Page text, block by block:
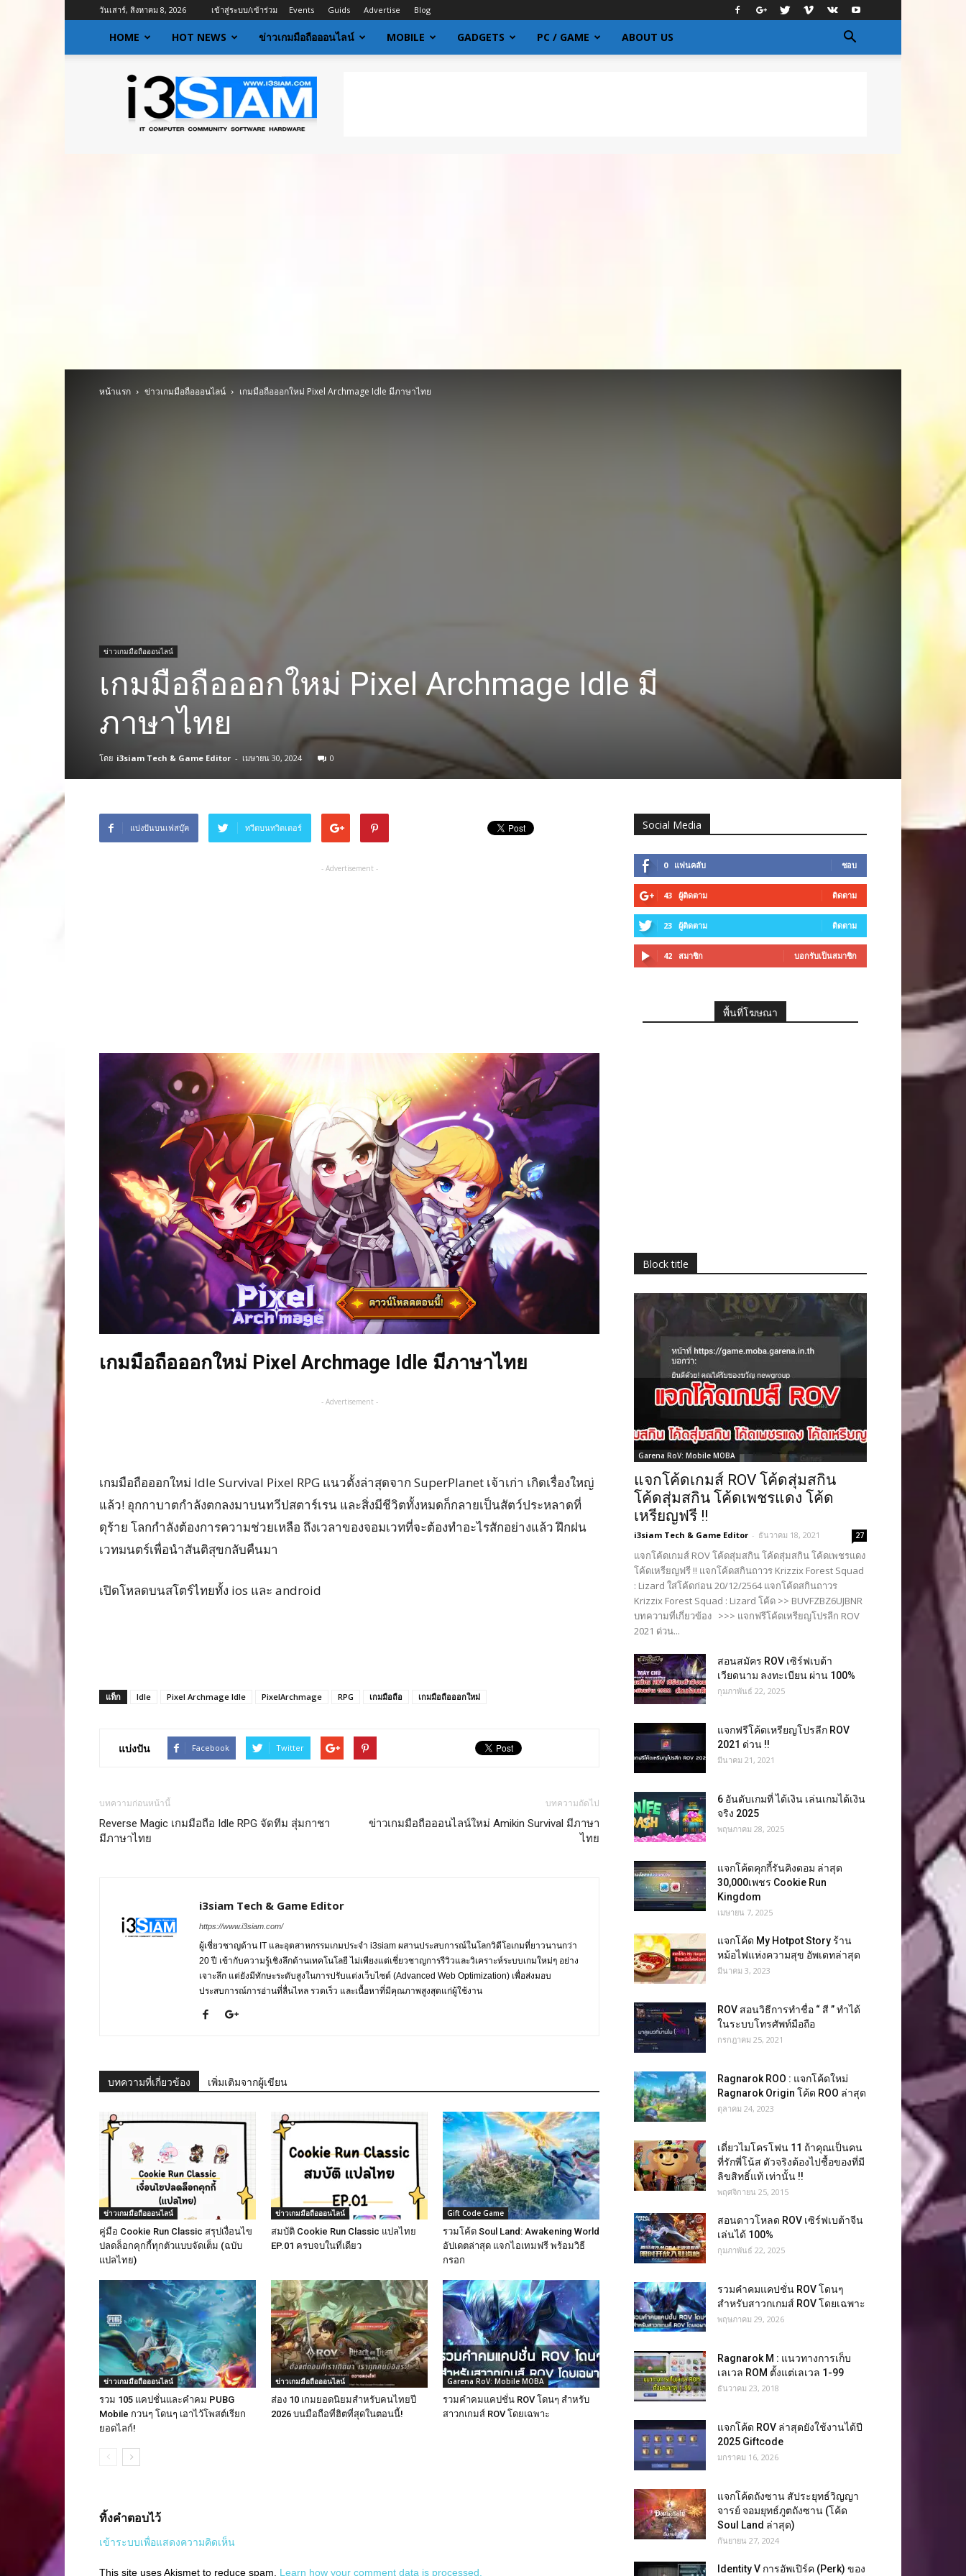
วันเสาร์, สิงหาคม 8, 2026 เข้าสู่ระบบ/เข้าร่วม Events Guids Advertise Blog
HOME HOT NEWS ข่าวเกมมือถือออนไลน์ MOBILE GADGETS PC / GAME ABOUT US
I3siam
ข่าว
ไอที
หน้าแรก ข่าวเกมมือถือออนไลน์ เกมมือถือออกใหม่ Pixel Archmage Idle มีภาษาไทย
ข่าวเกมมือถือออนไลน์
เกมมือถือออกใหม่ Pixel Archmage Idle มี
ภาษาไทย
โดย i3siam Tech & Game Editor - เมษายน 30, 2024 0
แบ่งปันบนเฟสบุ๊ค ทวีตบนทวิตเตอร์
- Advertisement -
เกมมือถือออกใหม่ Pixel Archmage Idle มีภาษาไทย
- Advertisement -
เกมมือถือออกใหม่ Idle Survival Pixel RPG แนวตั้งล่าสุดจาก SuperPlanet เจ้าเก่า เกิดเรื่องใหญ่
แล้ว! อุกกาบาตกำลังตกลงมาบนทวีปสตาร์เรน และสิ่งมีชีวิตทั้งหมดก็กลายเป็นสัตว์ประหลาดที่
ดุร้าย โลกกำลังต้องการความช่วยเหลือ ถึงเวลาของจอมเวทที่จะต้องทำอะไรสักอย่างแล้ว ฝึกฝน
เวทมนตร์เพื่อนำสันติสุขกลับคืนมา
เปิดโหลดบนสโตร์ไทยทั้ง ios และ android
แท็ก Idle Pixel Archmage Idle PixelArchmage RPG เกมมือถือ เกมมือถือออกใหม่
แบ่งปัน Facebook Twitter
บทความก่อนหน้านี้
Reverse Magic เกมมือถือ Idle RPG จัดทีม สุ่มกาชา
มีภาษาไทย
บทความถัดไป
ข่าวเกมมือถือออนไลน์ใหม่ Amikin Survival มีภาษา
ไทย
i3siam Tech & Game Editor
https://www.i3siam.com/
ผู้เชี่ยวชาญด้าน IT และอุตสาหกรรมเกมประจำ i3siam ผสานประสบการณ์ในโลกวิดีโอเกมที่ยาวนานกว่า
20 ปี เข้ากับความรู้เชิงลึกด้านเทคโนโลยี ไม่เพียงแต่เชี่ยวชาญการรีวิวและวิเคราะห์ระบบเกมใหม่ๆ อย่าง
เจาะลึก แต่ยังมีทักษะระดับสูงในการปรับแต่งเว็บไซต์ (Advanced Web Optimization) เพื่อส่งมอบ
ประสบการณ์การอ่านที่ลื่นไหล รวดเร็ว และเนื้อหาที่มีคุณภาพสูงสุดแก่ผู้ใช้งาน
บทความที่เกี่ยวข้อง เพิ่มเติมจากผู้เขียน
ข่าวเกมมือถือออนไลน์
คู่มือ Cookie Run Classic สรุปเงื่อนไข
ปลดล็อกคุกกี้ทุกตัวแบบจัดเต็ม (ฉบับ
แปลไทย)
ข่าวเกมมือถือออนไลน์
สมบัติ Cookie Run Classic แปลไทย
EP.01 ครบจบในที่เดียว
Gift Code Game
รวมโค้ด Soul Land: Awakening World
อัปเดตล่าสุด แจกไอเทมฟรี พร้อมวิธี
กรอก
ข่าวเกมมือถือออนไลน์
รวม 105 แคปชั่นและคำคม PUBG
Mobile กวนๆ โดนๆ เอาไว้โพสต์เรียก
ยอดไลก์!
ข่าวเกมมือถือออนไลน์
ส่อง 10 เกมยอดนิยมสำหรับคนไทยปี
2026 บนมือถือที่ฮิตที่สุดในตอนนี้!
Garena RoV: Mobile MOBA
รวมคำคมแคปชั่น ROV โดนๆ สำหรับ
สาวกเกมส์ ROV โดยเฉพาะ
ทิ้งคำตอบไว้
เข้าระบบเพื่อแสดงความคิดเห็น
This site uses Akismet to reduce spam. Learn how your comment data is processed.
Social Media
0 แฟนคลับ ชอบ
43 ผู้ติดตาม ติดตาม
23 ผู้ติดตาม ติดตาม
42 สมาชิก บอกรับเป็นสมาชิก
พื้นที่โฆษณา
Block title
Garena RoV: Mobile MOBA
แจกโค้ดเกมส์ ROV โค้ดสุ่มสกิน
โค้ดสุ่มสกิน โค้ดเพชรแดง โค้ด
เหรียญฟรี !!
i3siam Tech & Game Editor - ธันวาคม 18, 2021 27
แจกโค้ดเกมส์ ROV โค้ดสุ่มสกิน โค้ดสุ่มสกิน โค้ดเพชรแดง
โค้ดเหรียญฟรี !! แจกโค้ดสกินถาวร Krizzix Forest Squad
: Lizard ใส่โค้ดก่อน 20/12/2564 แจกโค้ดสกินถาวร
Krizzix Forest Squad : Lizard โค้ด >> BUVFZBZ6UJBNR
บทความที่เกี่ยวข้อง >>> แจกฟรีโค้ดเหรียญโปรลีก ROV
2021 ด่วน...
สอนสมัคร ROV เซิร์ฟเบต้า
เวียดนาม ลงทะเบียน ผ่าน 100%
กุมภาพันธ์ 22, 2025
แจกฟรีโค้ดเหรียญโปรลีก ROV
2021 ด่วน !!
มีนาคม 21, 2021
6 อันดับเกมที่ ได้เงิน เล่นเกมได้เงิน
จริง 2025
พฤษภาคม 28, 2025
แจกโค้ดคุกกี้รันคิงดอม ล่าสุด
30,000เพชร Cookie Run
Kingdom
เมษายน 7, 2025
แจกโค้ด My Hotpot Story ร้าน
หม้อไฟแห่งความสุข อัพเดทล่าสุด
มีนาคม 3, 2023
ROV สอนวิธีการทำชื่อ “ สี ” ทำได้
ในระบบโทรศัพท์มือถือ
กรกฎาคม 25, 2021
Ragnarok ROO : แจกโค้ดใหม่
Ragnarok Origin โค้ด ROO ล่าสุด
ตุลาคม 24, 2023
เดี่ยวไมโครโฟน 11 ถ้าคุณเป็นคน
ที่รักพี่โน้ส ตัวจริงต้องไปชื้อของที่มี
ลิขสิทธิ์แท้ เท่านั้น !!
พฤศจิกายน 25, 2015
สอนดาวโหลด ROV เซิร์ฟเบต้าจีน
เล่นได้ 100%
กุมภาพันธ์ 22, 2025
รวมคำคมแคปชั่น ROV โดนๆ
สำหรับสาวกเกมส์ ROV โดยเฉพาะ
พฤษภาคม 29, 2026
Ragnarok M : แนวทางการเก็บ
เลเวล ROM ตั้งแต่เลเวล 1-99
ธันวาคม 23, 2018
แจกโค้ด ROV ล่าสุดยังใช้งานได้ปี
2025 Giftcode
มกราคม 16, 2026
แจกโค้ดถังซาน สัประยุทธ์วิญญา
จารย์ จอมยุทธ์ภูตถังซาน (โค้ด
Soul Land ล่าสุด)
กันยายน 27, 2024
Identity V การอัพเปิร์ค (Perk) ของ